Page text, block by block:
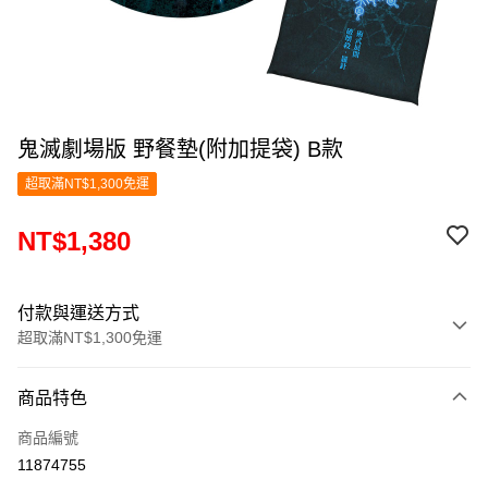
鬼滅劇場版 野餐墊(附加提袋) B款
超取滿NT$1,300免運
NT$1,380
付款與運送方式
超取滿NT$1,300免運
信用卡一次付款
超商取貨付款
商品特色
商品編號
11874755